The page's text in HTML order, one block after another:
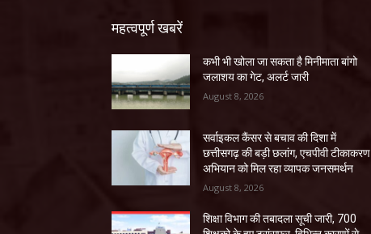
महत्वपूर्ण खबरें
कभी भी खोला जा सकता है मिनीमाता बांगो
जलाशय का गेट, अलर्ट जारी
August 8, 2026
सर्वाइकल कैंसर से बचाव की दिशा में
छत्तीसगढ़ की बड़ी छलांग, एचपीवी टीकाकरण
अभियान को मिल रहा व्यापक जनसमर्थन
August 8, 2026
शिक्षा विभाग की तबादला सूची जारी, 700